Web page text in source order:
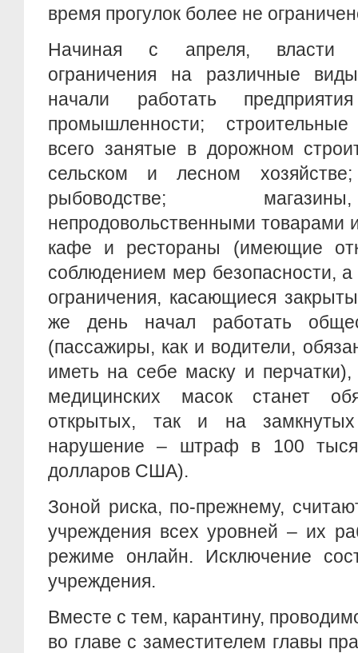
время прогулок более не
Начиная с апреля, власти
ограничения на различные
начали работать
промышленности;
всего занятые в дорожном
сельском и лесном
рыбоводстве;
непродовольственными товарами
кафе и рестораны (имеющие
соблюдением мер безопасности,
ограничения, касающиеся
же день начал работать
(пассажиры, как и водители,
иметь на себе маску и
медицинских масок станет
открытых, так и на замкнутых
нарушение – штраф в 100
долларов США).
Зоной риска, по-прежнему,
учреждения всех уровней – их
режиме онлайн. Исключение
учреждения.
Вместе с тем, карантину,
во главе с заместителем главы